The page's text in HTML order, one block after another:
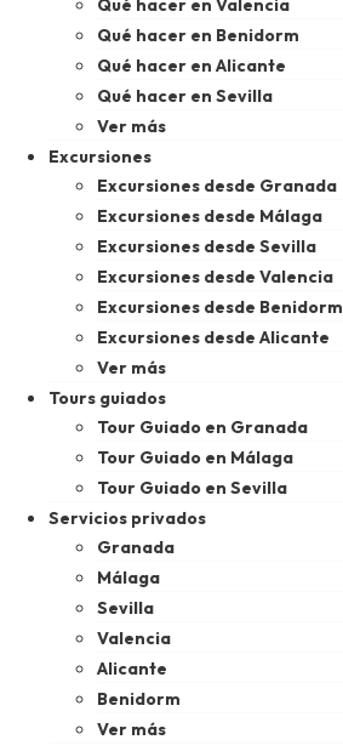
Qué hacer en Valencia
Qué hacer en Benidorm
Qué hacer en Alicante
Qué hacer en Sevilla
Ver más
Excursiones
Excursiones desde Granada
Excursiones desde Málaga
Excursiones desde Sevilla
Excursiones desde Valencia
Excursiones desde Benidorm
Excursiones desde Alicante
Ver más
Tours guiados
Tour Guiado en Granada
Tour Guiado en Málaga
Tour Guiado en Sevilla
Servicios privados
Granada
Málaga
Sevilla
Valencia
Alicante
Benidorm
Ver más